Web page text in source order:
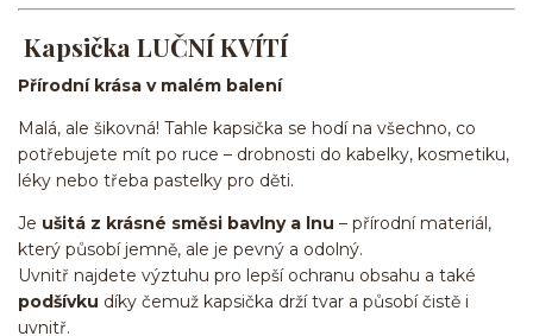
Kapsička LUČNÍ KVÍTÍ
Přírodní krása v malém balení
Malá, ale šikovná! Tahle kapsička se hodí na všechno, co
potřebujete mít po ruce – drobnosti do kabelky, kosmetiku,
léky nebo třeba pastelky pro děti.
Je ušitá z krásné směsi bavlny a lnu – přírodní materiál,
který působí jemně, ale je pevný a odolný.
Uvnitř najdete výztuhu pro lepší ochranu obsahu a také
podšívku díky čemuž kapsička drží tvar a působí čistě i
uvnitř.